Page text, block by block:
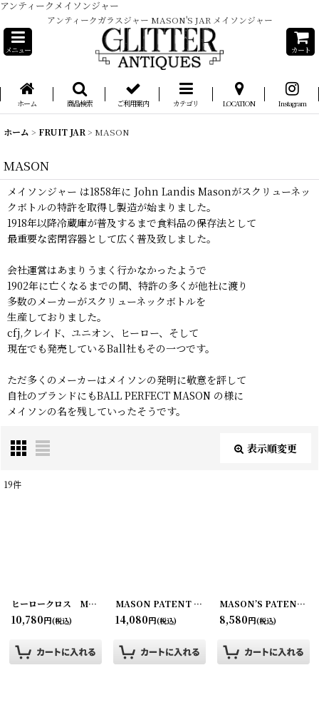
アンティークメイソンジャー
アンティークガラスジャー MASON'S JAR メイソンジャー
メニュー カート
ホーム 商品検索 ご利用案内 カテゴリ LOCATION Instagram
ホーム > FRUIT JAR > MASON
MASON
メイソンジャー は1858年に John Landis Masonがスクリューネッ
クボトルの特許を取得し製造が始まりました。
1918年以降冷蔵庫が普及するまで食料品の保存法として
最重要な密閉容器として広く普及致しました。
会社運営はあまりうまく行かなかったようで
1902年に亡くなるまでの間、特許の多くが他社に渡り
多数のメーカーがスクリューネックボトルを
生産しておりました。
cfj,クレイド、ユニオン、ヒーロー、そして
現在でも発売しているBall社もその一つです。
ただ多くのメーカーはメイソンの発明に敬意を評して
自社のブランドにもBALL PERFECT MASON の様に
メイソンの名を残していったそうです。
表示順変更
絞り込む
閉じる
19件
ヒーロークロス MASON IMPROVED (M) QUART [200611-7]
10,780円(税込)
MASON PATENT 1858 ライトアメジスト (M)QUART
14,080円(税込)
MASON’S PATENT NOV.30TH 1858 (M)QUART
8,580円(税込)